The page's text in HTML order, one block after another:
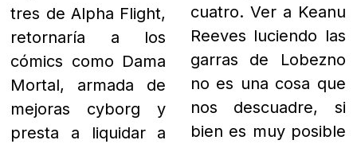
tres de Alpha Flight,
retornaría a los
cómics como Dama
Mortal, armada de
mejoras cyborg y
presta a liquidar a
cuatro. Ver a Keanu
Reeves luciendo las
garras de Lobezno
no es una cosa que
nos descuadre, si
bien es muy posible